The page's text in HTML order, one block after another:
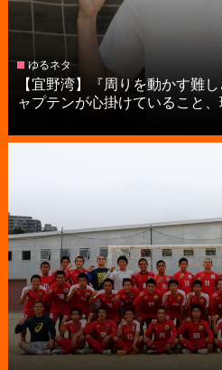
ゆるネタ
【宜野湾】『周りを動かす難
ャプテンが心掛けていること、